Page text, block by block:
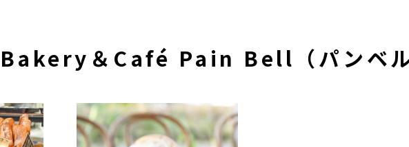
Bakery＆Café Pain Bell（パンベ